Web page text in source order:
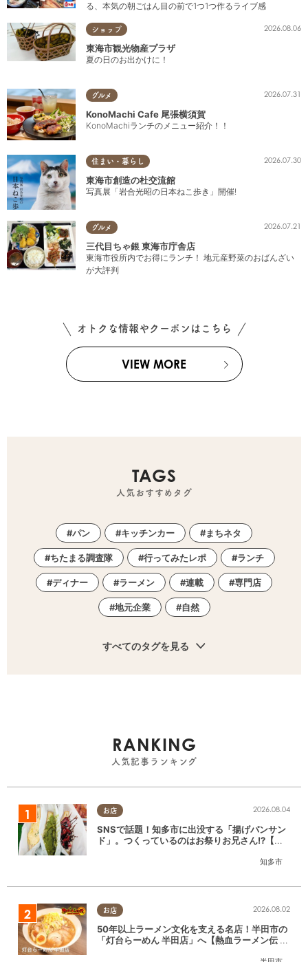
る、本気の朝ごはん目の前で1つ1つ作るライブ感
ショップ 2026.08.06
東海市観光物産プラザ
夏の日のお出かけに！
グルメ 2026.07.31
KonoMachi Cafe 尾張横須賀
KonoMachiランチのメニュー紹介！！
住まい・暮らし 2026.07.30
東海市創造の杜交流館
写真展「岩合光昭の日本ねこ歩き」開催!
グルメ 2026.07.21
三代目ちゃ銀 東海市庁舎店
東海市役所内でお得にランチ！ 地元産野菜のおばんざい
が大評判
オトクな情報やクーポンはこちら
VIEW MORE
TAGS
人気おすすめタグ
パン キッチンカー まちネタ
ちたまる調査隊 行ってみたレポ ランチ
ディナー ラーメン 連載 専門店
地元企業 自然
すべてのタグを見る
RANKING
人気記事ランキング
お店
知多市
2026.08.04
SNSで話題！知多市に出没する「揚げパンサン
ド」。つくっているのはお祭りお兄さん!?【ち
お店 2026.08.02
50年以上ラーメン文化を支える名店！半田市の
「灯台らーめん 半田店」へ【熱血ラーメン伝 8